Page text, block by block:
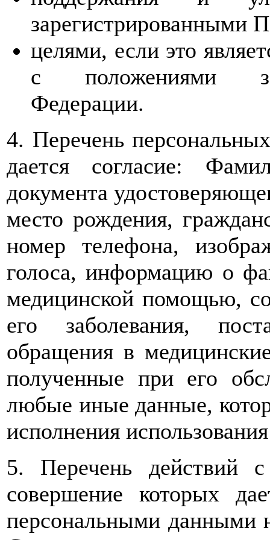
зарегистрированными
целями, если это
с положениями
Федерации.
4. Перечень
дается согласие:
документа
место рождения,
номер телефона,
голоса, информацию о
медицинской помощью,
его заболевания,
обращения в
полученные при его
любые иные данные,
исполнения
5. Перечень действий
совершение которых
персональными данными